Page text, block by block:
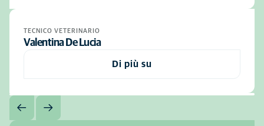
TECNICO VETERINARIO
Valentina De Lucia
Di più su